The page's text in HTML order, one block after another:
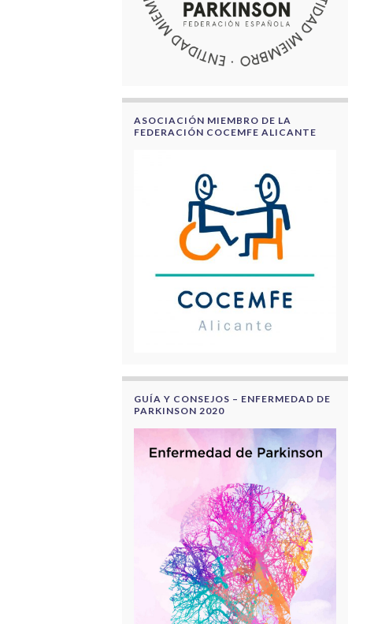
ASOCIACIÓN MIEMBRO DE LA
FEDERACIÓN COCEMFE ALICANTE
GUÍA Y CONSEJOS – ENFERMEDAD DE
PARKINSON 2020